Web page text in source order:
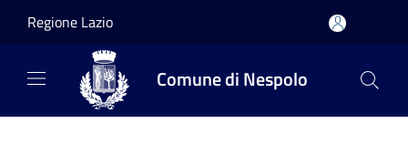
Regione Lazio
Comune di Nespolo